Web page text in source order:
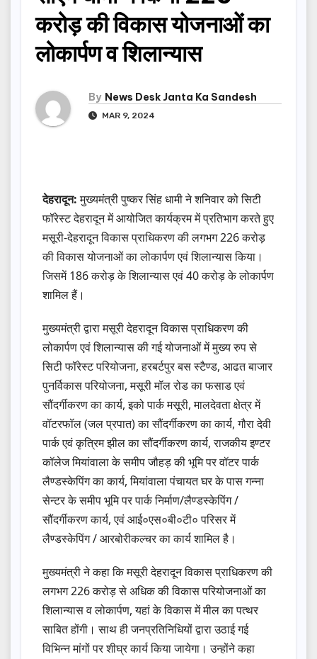
करोड़ की विकास योजनाओं का
लोकार्पण व शिलान्यास
By News Desk Janta Ka Sandesh
MAR 9, 2024
देहरादून:मुख्यमंत्री पुष्कर सिंह धामी ने शनिवार को सिटी
फॉरेस्ट देहरादून में आयोजित कार्यक्रम में प्रतिभाग करते हुए
मसूरी-देहरादून विकास प्राधिकरण की लगभग 226 करोड़
की विकास योजनाओं का लोकार्पण एवं शिलान्यास किया।
जिसमें 186 करोड़ के शिलान्यास एवं 40 करोड़ के लोकार्पण
शामिल हैं।
मुख्यमंत्री द्वारा मसूरी देहरादून विकास प्राधिकरण की
लोकार्पण एवं शिलान्यास की गई योजनाओं में मुख्य रुप से
सिटी फॉरेस्ट परियोजना, हरबर्टपुर बस स्टैण्ड, आढत बाजार
पुनर्विकास परियोजना, मसूरी मॉल रोड का फसाड एवं
सौंदर्गीकरण का कार्य, इको पार्क मसूरी, मालदेवता क्षेत्र में
वॉटरफॉल (जल प्रपात) का सौंदर्गीकरण का कार्य, गौरा देवी
पार्क एवं कृत्रिम झील का सौंदर्गीकरण कार्य, राजकीय इण्टर
कॉलेज मियांवाला के समीप जौहड़ की भूमि पर वॉटर पार्क
लैण्डस्केपिंग का कार्य, मियांवाला पंचायत घर के पास गन्ना
सेन्टर के समीप भूमि पर पार्क निर्माण/लैण्डस्केपिंग /
सौंदर्गीकरण कार्य, एवं आई०एस०बी०टी० परिसर में
लैण्डस्केपिंग / आरबोरीकल्चर का कार्य शामिल है।
मुख्यमंत्री ने कहा कि मसूरी देहरादून विकास प्राधिकरण की
लगभग 226 करोड़ से अधिक की विकास परियोजनाओं का
शिलान्यास व लोकार्पण, यहां के विकास में मील का पत्थर
साबित होंगी। साथ ही जनप्रतिनिधियों द्वारा उठाई गई
विभिन्न मांगों पर शीघ्र कार्य किया जायेगा। उन्होंने कहा